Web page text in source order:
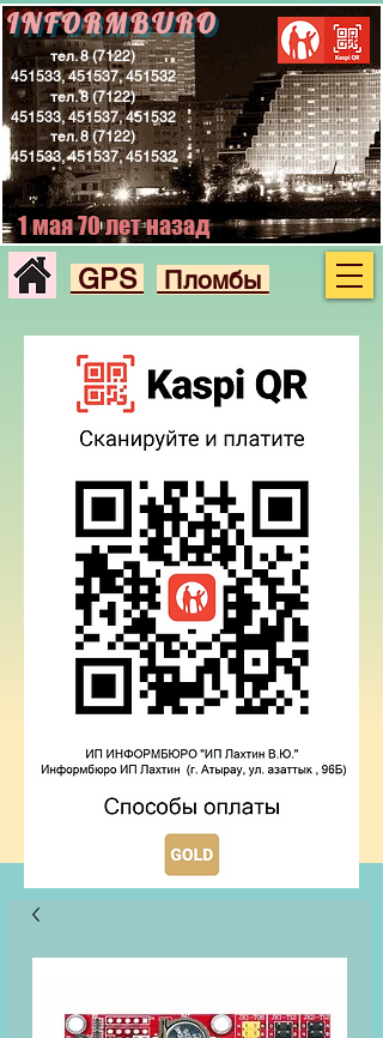
INFORMBURO
тел.8 (7122)
451533, 451537, 451532
тел.8 (7122)
451533, 451537, 451532
тел.8 (7122)
451533, 451537, 451532
GPS Пломбы
1 мая 70 лет назад